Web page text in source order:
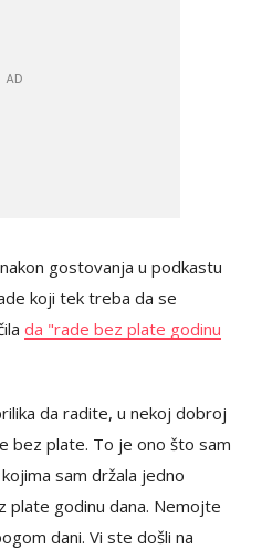
gostovanja u podkastu
koji tek treba da se
da "rade bez plate godinu
da radite, u nekoj dobroj
bez plate. To je ono što sam
sam držala jedno
plate godinu dana. Nemojte
dani. Vi ste došli na